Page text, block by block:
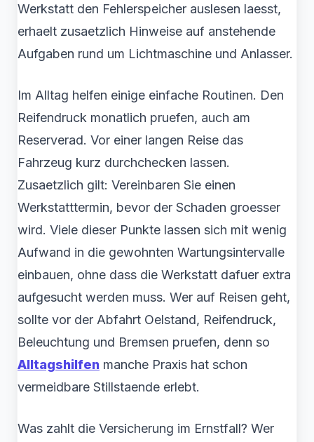
Werkstatt den Fehlerspeicher auslesen laesst,
erhaelt zusaetzlich Hinweise auf anstehende
Aufgaben rund um Lichtmaschine und Anlasser.
Im Alltag helfen einige einfache Routinen. Den
Reifendruck monatlich pruefen, auch am
Reserverad. Vor einer langen Reise das
Fahrzeug kurz durchchecken lassen.
Zusaetzlich gilt: Vereinbaren Sie einen
Werkstatttermin, bevor der Schaden groesser
wird. Viele dieser Punkte lassen sich mit wenig
Aufwand in die gewohnten Wartungsintervalle
einbauen, ohne dass die Werkstatt dafuer extra
aufgesucht werden muss. Wer auf Reisen geht,
sollte vor der Abfahrt Oelstand, Reifendruck,
Beleuchtung und Bremsen pruefen, denn so
Alltagshilfen manche Praxis hat schon
vermeidbare Stillstaende erlebt.
Was zahlt die Versicherung im Ernstfall? Wer